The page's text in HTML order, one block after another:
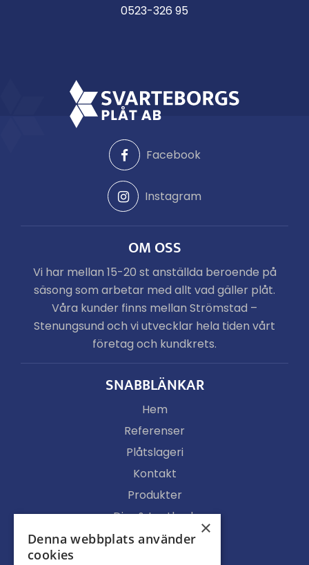
0523-326 95
Facebook
Instagram
OM OSS
Vi har mellan 15-20 st anställda beroende på
säsong som arbetar med allt vad gäller plåt.
Våra kunder finns mellan Strömstad –
Stenungsund och vi utvecklar hela tiden vårt
företag och kundkrets.
SNABBLÄNKAR
Hem
Referenser
Plåtslageri
Kontakt
Produkter
Djur & Lantbruk
Köpvillkor
×
Denna webbplats använder
cookies